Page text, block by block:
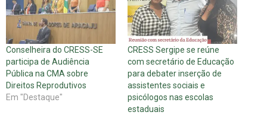
Conselheira do CRESS-SE
participa de Audiência
Pública na CMA sobre
Direitos Reprodutivos
Em "Destaque"
CRESS Sergipe se reúne
com secretário de Educação
para debater inserção de
assistentes sociais e
psicólogos nas escolas
estaduais